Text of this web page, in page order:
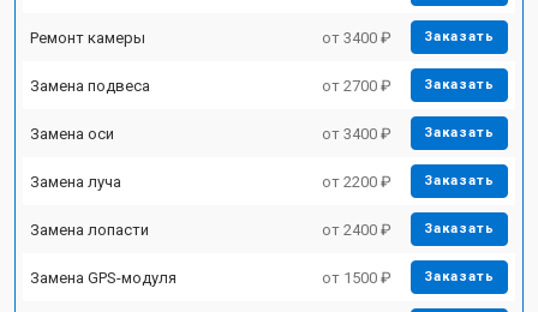
Ремонт камеры от 3400 ₽ Заказать
Замена подвеса от 2700 ₽ Заказать
Замена оси от 3400 ₽ Заказать
Замена луча от 2200 ₽ Заказать
Замена лопасти от 2400 ₽ Заказать
Замена GPS-модуля от 1500 ₽ Заказать